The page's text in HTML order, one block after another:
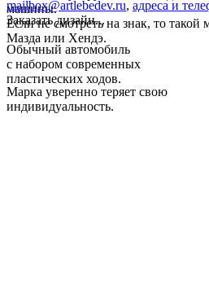
машины.
Если не смотреть на знак, то такой
Мазда или Хендэ.
Обычный автомобиль
с набором современных
пластических ходов.
Марка уверенно теряет свою
индивидуальность.
mailbox@artlebedev.ru, адреса и
Заказать дизайн...